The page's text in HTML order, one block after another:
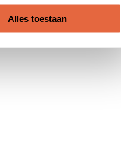
Alles toestaan